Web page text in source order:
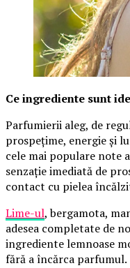
Ce ingrediente sunt
Parfumierii aleg, de
prospețime, energie și
cele mai populare note
senzație imediată de
contact cu pielea
Lime-ul, bergamota,
adesea completate de
ingrediente lemnoase
fără a încărca parfumul.